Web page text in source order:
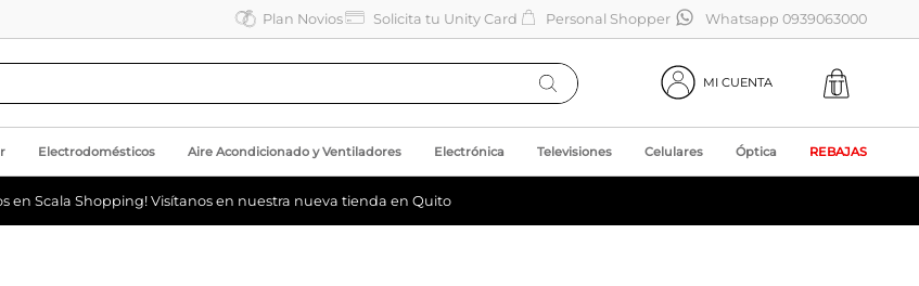
Plan Novios Solicita tu Unity Card Personal Shopper Whatsapp 0939063000
MI CUENTA
Electrodomésticos Aire Acondicionado y Ventiladores Electrónica Televisiones Celulares Óptica REBAJAS
en Scala Shopping! Visítanos en nuestra nueva tienda en Quito